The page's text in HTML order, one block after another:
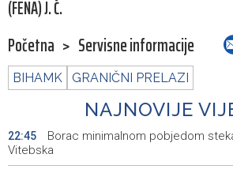
(FENA) J. Č.
Početna > Servisne informacije
BIHAMK GRANIČNI PRELAZI
NAJNOVIJE
22:45
Borac minimalnom pobjedom
Vitebska